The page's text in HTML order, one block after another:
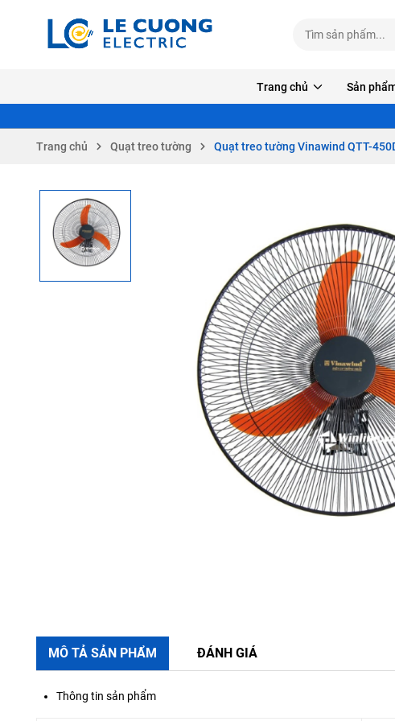
Trang chủ Sản
Trang chủ Quạt treo tường Quạt treo tường Vinawind QTT-
Mã
MÔ TẢ SẢN PHẨM ĐÁNH GIÁ
Thông tin sản phẩm